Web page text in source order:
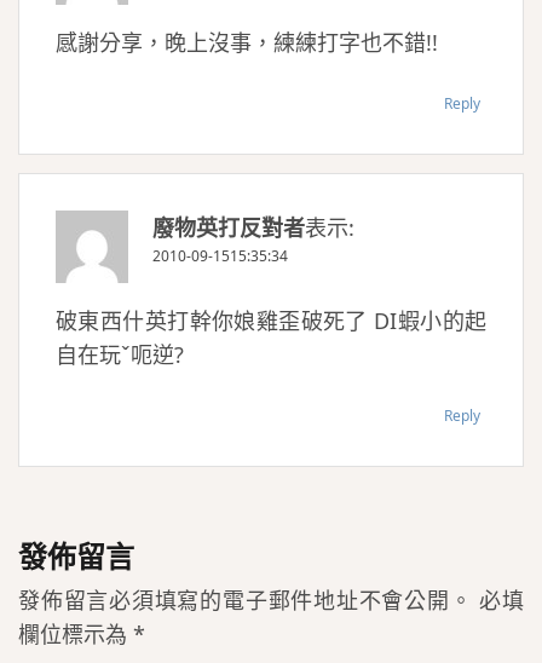
感謝分享，晚上沒事，練練打字也不錯!!
Reply
廢物英打反對者表示:
2010-09-1515:35:34
破東西什英打幹你娘雞歪破死了 DI蝦小的起
自在玩ˇ呃逆?
Reply
發佈留言
發佈留言必須填寫的電子郵件地址不會公開。 必填
欄位標示為 *